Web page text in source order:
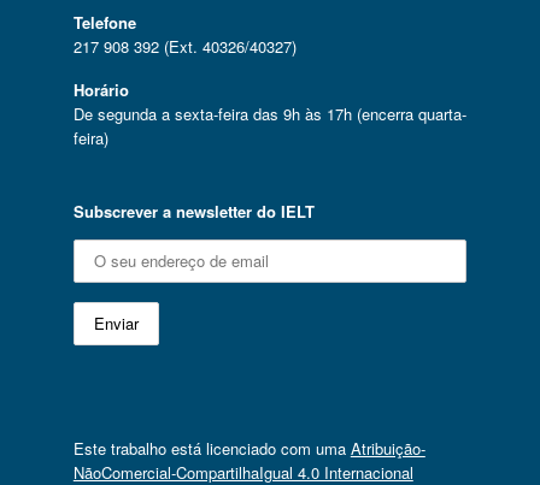
Telefone
217 908 392 (Ext. 40326/40327)
Horário
De segunda a sexta-feira das 9h às 17h (encerra quarta-
feira)
Subscrever a newsletter do IELT
Este trabalho está licenciado com uma Atribuição-
NãoComercial-CompartilhaIgual 4.0 Internacional